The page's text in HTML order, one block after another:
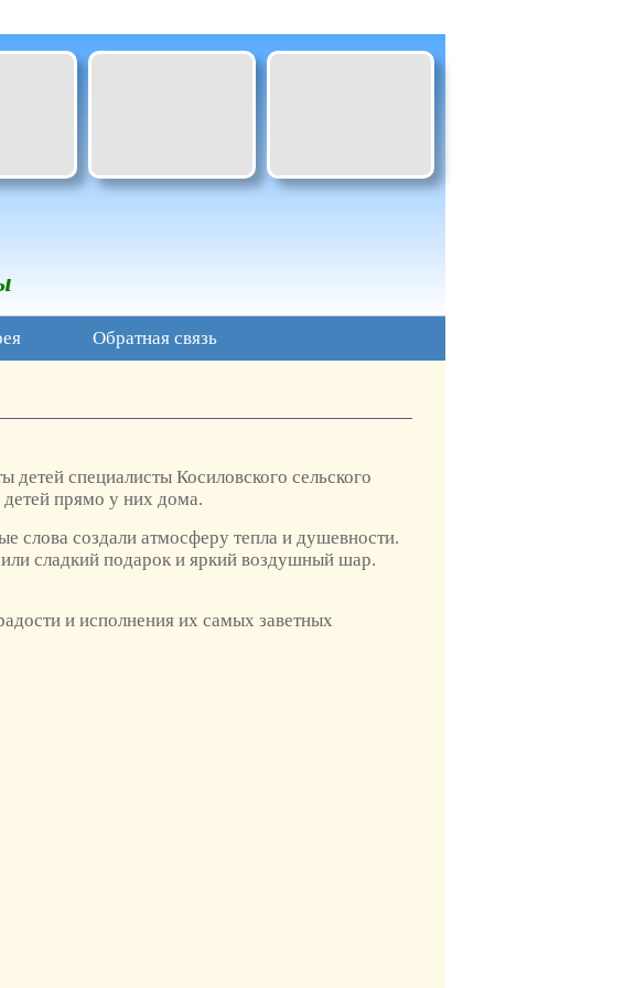
Обратная связь
специалисты Косиловского сельского
детей прямо у них дома.
слова создали атмосферу тепла и душевности.
сладкий подарок и яркий воздушный шар.
и исполнения их самых заветных